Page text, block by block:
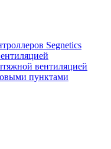
Segnetics
вентиляцией
пунктами